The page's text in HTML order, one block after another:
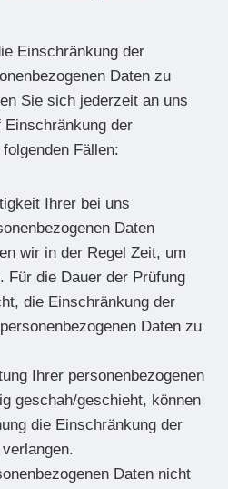
Einschränkung der
Daten zu
Sie sich jederzeit an uns
der
Fällen:
Ihrer bei uns
Daten
wir in der Regel Zeit, um
Für die Dauer der Prüfung
die Einschränkung der
Daten zu
Ihrer personenbezogenen
geschah/geschieht, können
die Einschränkung der
Daten nicht